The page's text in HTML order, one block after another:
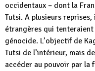
occidentaux – dont la
Tutsi. A plusieurs
étrangères qui
génocide. L’objectif de
Tutsi de l’intérieur, mais
accéder au pouvoir par la